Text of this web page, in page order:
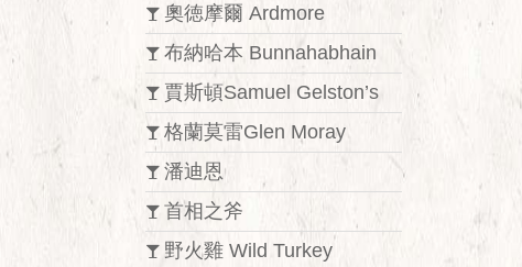
奧徳摩爾 Ardmore
布納哈本 Bunnahabhain
賈斯頓Samuel Gelston’s
格蘭莫雷Glen Moray
潘迪恩
首相之斧
野火雞 Wild Turkey